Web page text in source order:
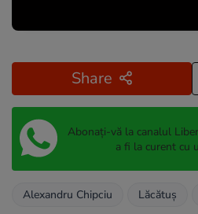
Share
Abonați-vă la canalul
a fi la curent cu
Alexandru Chipciu Lăcătuş